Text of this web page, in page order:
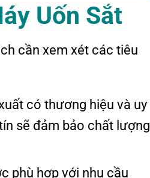
áy Uốn Sắt
cần xem xét các tiêu
có thương hiệu và uy
sẽ đảm bảo chất lượng
phù hợp với nhu cầu